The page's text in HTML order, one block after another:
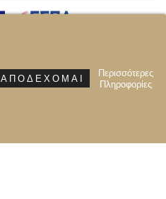
ΑΠΟΔΈΧΟΜΑΙ
Περισσότερες
Πληροφορίες